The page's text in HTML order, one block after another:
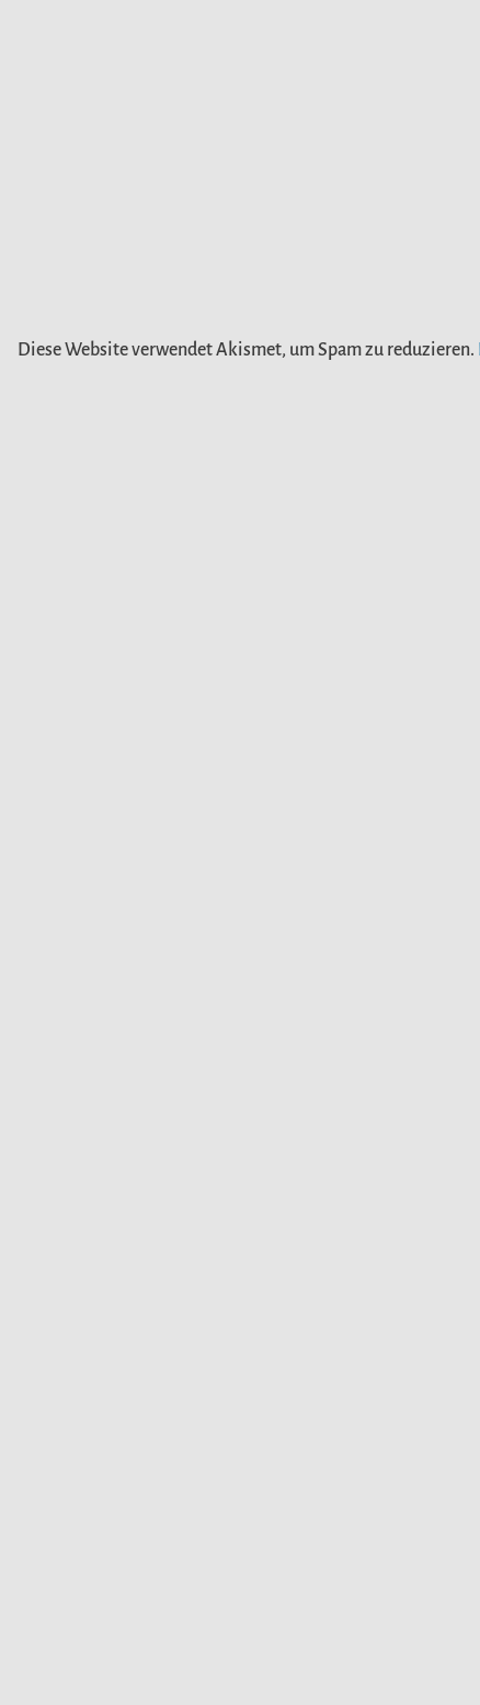
Diese Website verwendet Akismet, um Spam zu reduzieren.